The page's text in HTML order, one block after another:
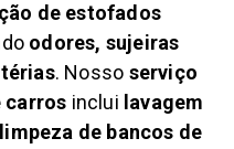
de estofados
odores, sujeiras
. Nosso serviço
carros inclui lavagem
limpeza de bancos de